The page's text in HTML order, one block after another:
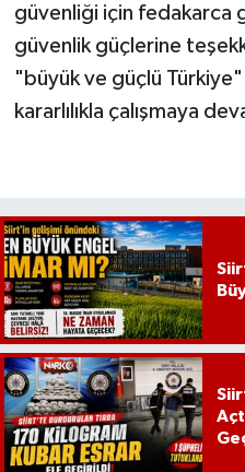
güvenliği için fedakarca
güvenlik güçlerine
"büyük ve güçlü
kararlılıkla çalışmaya